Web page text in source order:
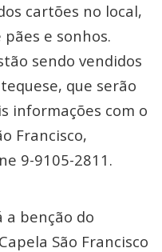
cartões no local,
e sonhos.
sendo vendidos
que serão
informações com o
Francisco,
9-9105-2811.
a benção do
São Francisco